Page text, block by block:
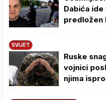
Dabića
predložen
SVIJET
Ruske
vojnici
njima